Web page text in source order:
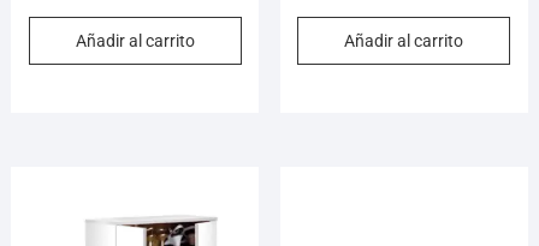
Añadir al carrito Añadir al carrito